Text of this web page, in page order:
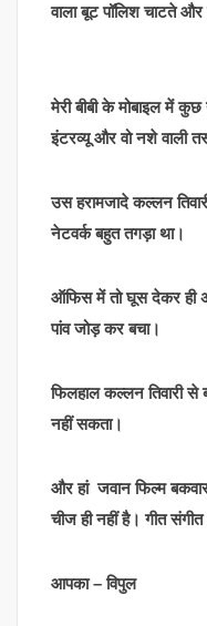
वाला बूट पॉलिश चाटते
मेरी बीबी के मोबाइल में
इंटरव्यू और वो नशे वाली
उस हरामजादे कल्लन
नेटवर्क बहुत तगड़ा था।
ऑफिस में तो घूस देकर ही
पांव जोड़ कर बचा।
फिलहाल कल्लन तिवारी से
नहीं सकता।
और हां जवान फिल्म
चीज ही नहीं है। गीत
आपका – विपुल